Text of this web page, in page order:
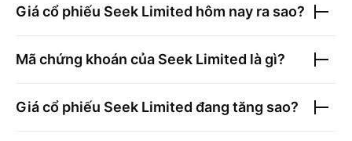
Giá cổ phiếu Seek Limited hôm nay ra sao?
Mã chứng khoán của Seek Limited là gì?
Giá cổ phiếu Seek Limited đang tăng sao?